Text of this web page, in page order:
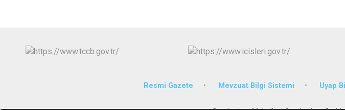
Resmi Gazete Mevzuat Bilgi Sistemi Uyap